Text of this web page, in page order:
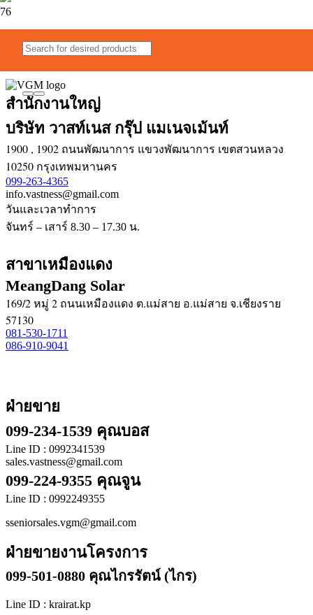
LEVERAGE AGILE FRAMEWORKS TO PROVIDE A ROBUST
SYNOPSIS FOR HIGH LEVEL OVERVIEWS
สำนักงานใหญ่
บริษัท วาสท์เนส กรุ๊ป แมเนจเม้นท์
1900 , 1902 ถนนพัฒนาการ แขวงพัฒนาการ เขตสวนหลวง
10250 กรุงเทพมหานคร
099-263-4365
info.vastness@gmail.com
วันและเวลาทำการ
จันทร์ – เสาร์ 8.30 – 17.30 น.
สาขาเหมืองแดง
MeangDang Solar
169/2 หมู่ 2 ถนนเหมืองแดง ต.แม่สาย อ.แม่สาย จ.เชียงราย
57130
081-530-1711
086-910-9041
ฝ่ายขาย
099-234-1539 คุณบอส
Line ID : 0992341539
sales.vastness@gmail.com
099-224-9355 คุณจูน
Line ID : 0992249355
sseniorsales.vgm@gmail.com
ฝ่ายขายงานโครงการ
099-501-0880 คุณไกรรัตน์ (ไกร)
Line ID : krairat.kp